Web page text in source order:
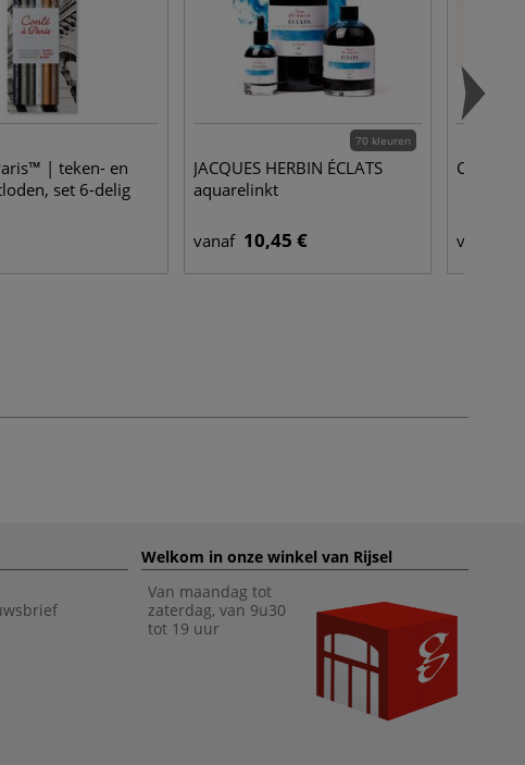
| teken- en
set 6-delig
70 kleuren
JACQUES HERBIN ÉCLATS
aquarelinkt
vanaf 10,45 € vanaf
Welkom in onze winkel van Rijsel
Van maandag tot
zaterdag, van 9u30
tot 19 uur